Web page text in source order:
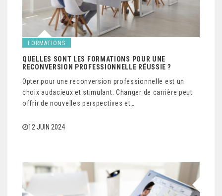
FORMATIONS
QUELLES SONT LES FORMATIONS POUR UNE
RECONVERSION PROFESSIONNELLE RÉUSSIE ?
Opter pour une reconversion professionnelle est un
choix audacieux et stimulant. Changer de carrière peut
offrir de nouvelles perspectives et…
12 JUIN 2024